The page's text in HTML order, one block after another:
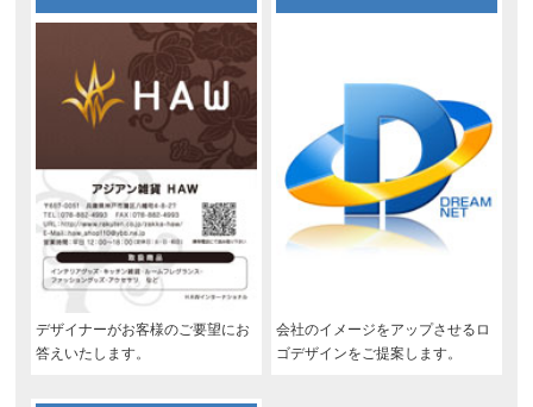
デザイナーがお客様のご要望にお
答えいたします。
会社のイメージをアップさせるロ
ゴデザインをご提案します。